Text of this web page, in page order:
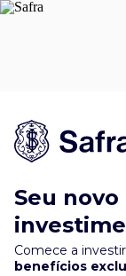
Seu
Comece a
benefícios